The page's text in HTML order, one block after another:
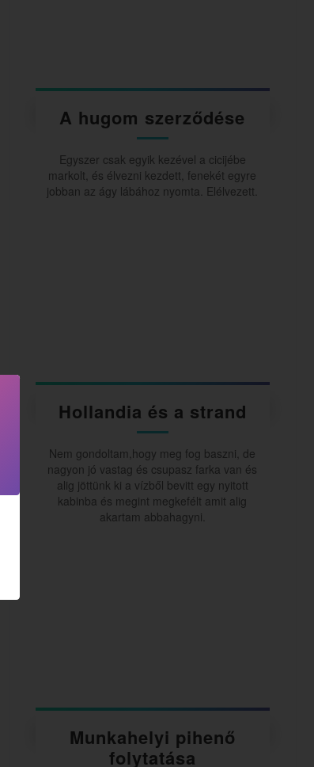
A hugom szerződése
Egyszer csak egyik kezével a cicijébe
markolt, és élvezni kezdett, fenekét egyre
jobban az ágy lábához nyomta. Elélvezett.
Hollandia és a strand
Nem gondoltam,hogy meg fog baszni, de
nagyon jó vastag és csupasz farka van és
alig jöttünk ki a vízből bevitt egy nyitott
kabinba és megint megkefélt amit alig
akartam abbahagyni.
Munkahelyi pihenő
folytatása